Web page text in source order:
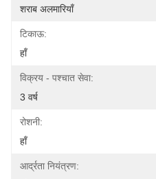
शराब अलमारियाँ
टिकाऊ:
हाँ
विक्रय - पश्चात सेवा:
3 वर्ष
रोशनी:
हाँ
आर्द्रता नियंत्रण: